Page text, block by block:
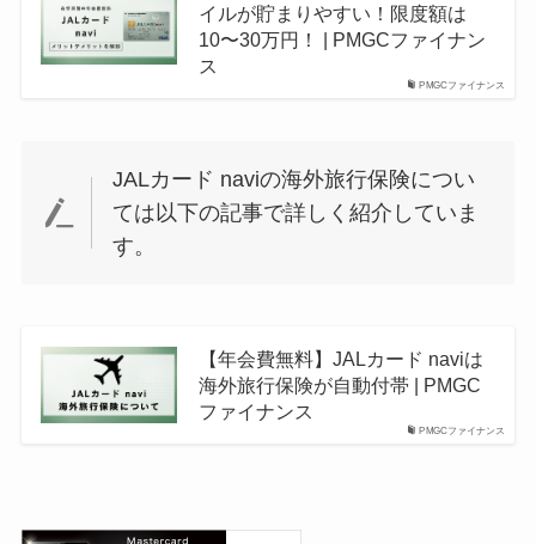
PMGCファイナンス
イルが貯まりやすい！限度額は
10〜30万円！ | PMGCファイナン
ス
JALカード naviの海外旅行保険につい
ては以下の記事で詳しく紹介していま
す。
PMGCファイナンス
【年会費無料】JALカード naviは
海外旅行保険が自動付帯 | PMGC
ファイナンス